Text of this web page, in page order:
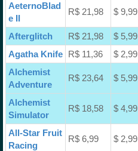
AeternoBlad
e II
R$ 21,98 $ 9,99
Afterglitch R$ 21,98 $ 5,99
Agatha Knife
R$ 11,36 $ 2,99
Alchemist
Adventure
R$ 23,64 $ 5,99
Alchemist
Simulator
R$ 18,58 $ 4,99
All-Star Fruit
Racing
R$ 6,99 $ 2,99